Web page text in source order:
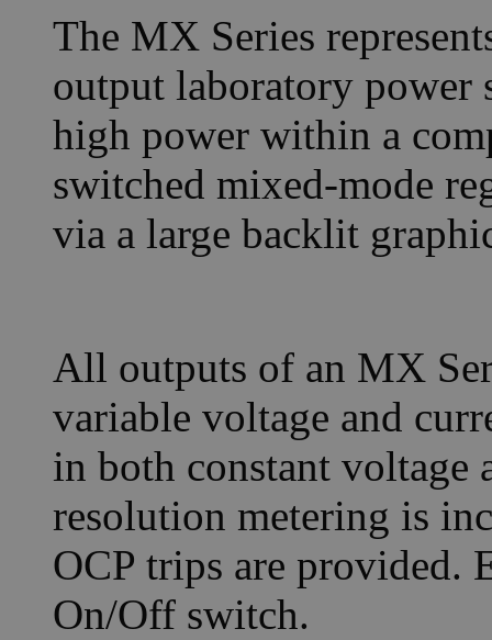
The MX Series
output laboratory
high power within a
switched mixed-mode
via a large backlit
All outputs of an MX
variable voltage and
in both constant voltage
resolution metering is
OCP trips are provided.
On/Off switch.